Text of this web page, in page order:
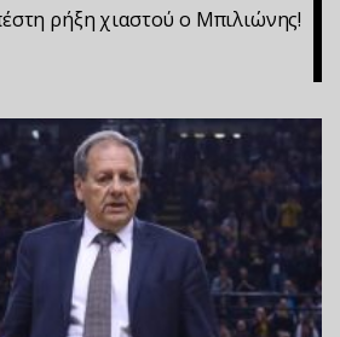
ρήξη χιαστού ο Μπιλιώνης!